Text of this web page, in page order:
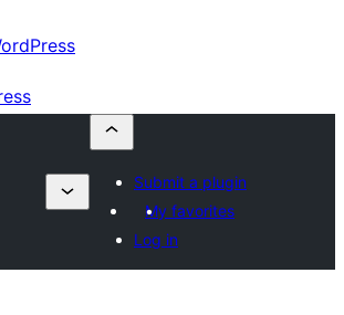
Submit a plugin
My favorites
Log in